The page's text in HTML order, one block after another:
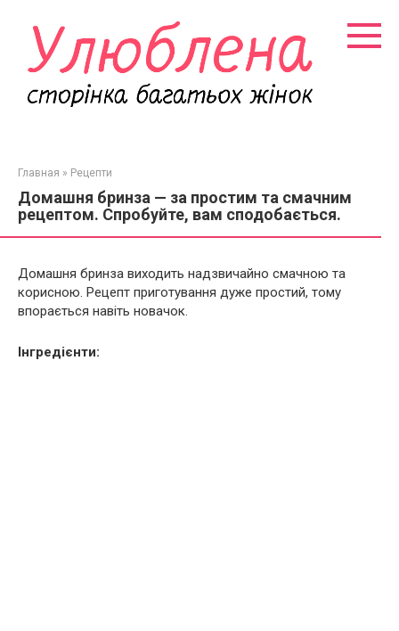
контенту
Главная » Рецепти
Домашня бринза — за простим та смачним
рецептом. Спробуйте, вам сподобається.
Домашня бринза виходить надзвичайно смачною та
корисною. Рецепт приготування дуже простий, тому
впорається навіть новачок.
Інгредієнти: